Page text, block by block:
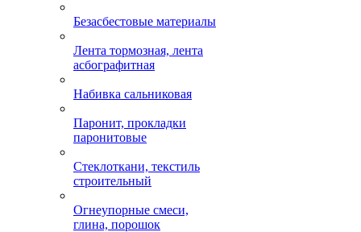
Безасбестовые материалы
Лента тормозная, лента
асбографитная
Набивка сальниковая
Паронит, прокладки
паронитовые
Стеклоткани, текстиль
строительный
Огнеупорные смеси,
глина, порошок